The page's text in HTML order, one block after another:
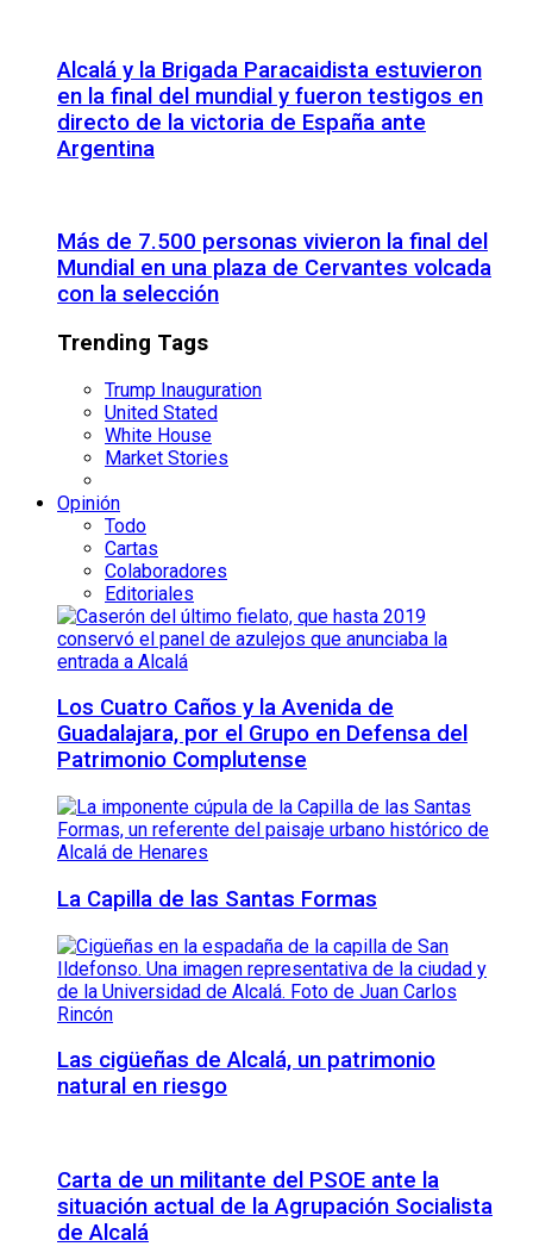
Alcalá y la Brigada Paracaidista estuvieron
en la final del mundial y fueron testigos en
directo de la victoria de España ante
Argentina
Más de 7.500 personas vivieron la final del
Mundial en una plaza de Cervantes volcada
con la selección
Trending Tags
Trump Inauguration
United Stated
White House
Market Stories
Opinión
Todo
Cartas
Colaboradores
Editoriales
Los Cuatro Caños y la Avenida de
Guadalajara, por el Grupo en Defensa del
Patrimonio Complutense
La Capilla de las Santas Formas
Las cigüeñas de Alcalá, un patrimonio
natural en riesgo
Carta de un militante del PSOE ante la
situación actual de la Agrupación Socialista
de Alcalá